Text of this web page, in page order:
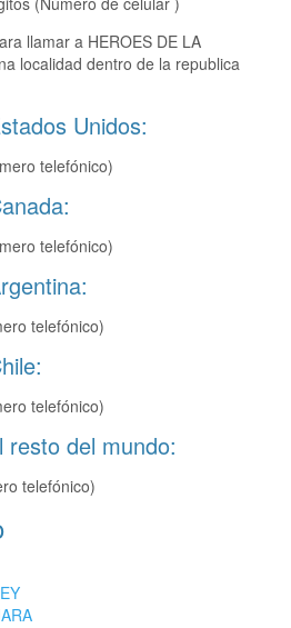
llamar a HEROES DE LA
localidad dentro de la republica
Unidos:
telefónico)
telefónico)
telefónico)
telefónico)
resto del mundo:
telefónico)